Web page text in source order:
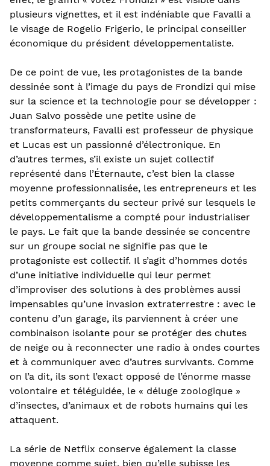
plusieurs vignettes, et il est indéniable que Favalli a
le visage de Rogelio Frigerio, le principal conseiller
économique du président développementaliste.
De ce point de vue, les protagonistes de la bande
dessinée sont à l’image du pays de Frondizi qui mise
sur la science et la technologie pour se développer :
Juan Salvo possède une petite usine de
transformateurs, Favalli est professeur de physique
et Lucas est un passionné d’électronique. En
d’autres termes, s’il existe un sujet collectif
représenté dans l’Éternaute, c’est bien la classe
moyenne professionnalisée, les entrepreneurs et les
petits commerçants du secteur privé sur lesquels le
développementalisme a compté pour industrialiser
le pays. Le fait que la bande dessinée se concentre
sur un groupe social ne signifie pas que le
protagoniste est collectif. Il s’agit d’hommes dotés
d’une initiative individuelle qui leur permet
d’improviser des solutions à des problèmes aussi
impensables qu’une invasion extraterrestre : avec le
contenu d’un garage, ils parviennent à créer une
combinaison isolante pour se protéger des chutes
de neige ou à reconnecter une radio à ondes courtes
et à communiquer avec d’autres survivants. Comme
on l’a dit, ils sont l’exact opposé de l’énorme masse
volontaire et téléguidée, le « déluge zoologique »
d’insectes, d’animaux et de robots humains qui les
attaquent.
La série de Netflix conserve également la classe
moyenne comme sujet, bien qu’elle subisse les